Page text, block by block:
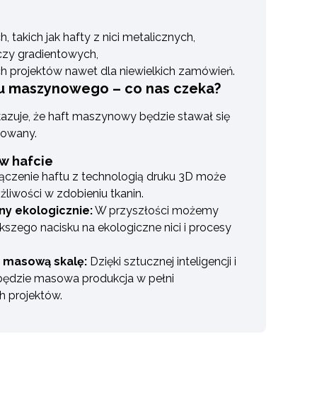
takich jak hafty z nici metalicznych,
gradientowych,
projektów nawet dla niewielkich zamówień.
maszynowego – co nas czeka?
że haft maszynowy będzie stawał się
hafcie
haftu z technologią druku 3D może
w zdobieniu tkanin.
ekologicznie:W przyszłości możemy
nacisku na ekologiczne nici i procesy
skalę: Dzięki sztucznej inteligencji i
masowa produkcja w pełni
projektów.